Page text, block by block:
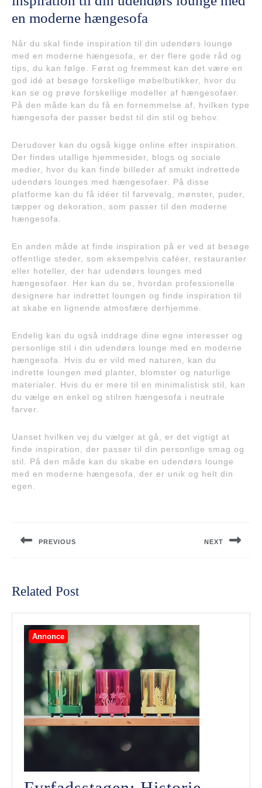
en moderne hængesofa
Når du skal finde inspiration til din udendørs lounge
med en moderne hængesofa, er der flere gode råd og
tips, du kan følge. Først og fremmest kan det være en
god idé at besøge forskellige møbelbutikker, hvor du
kan se og prøve forskellige modeller af hængesofaer.
På den måde kan du få en fornemmelse af, hvilken type
hængesofa der passer bedst til din stil og behov.
Derudover kan du også kigge online efter inspiration.
Der findes utallige hjemmesider, blogs og sociale
medier, hvor du kan finde billeder af smukt indrettede
udendørs lounges med hængesofaer. På disse
platforme kan du få idéer til farvevalg, mønster, puder,
tæpper og dekoration, som passer til den moderne
hængesofa.
En anden måde at finde inspiration på er ved at besøge
offentlige steder, som eksempelvis caféer, restauranter
eller hoteller, der har udendørs lounges med
hængesofaer. Her kan du se, hvordan professionelle
designere har indrettet loungen og finde inspiration til
at skabe en lignende atmosfære derhjemme.
Endelig kan du også inddrage dine egne interesser og
personlige stil i din udendørs lounge med en moderne
hængesofa. Hvis du er vild med naturen, kan du
indrette loungen med planter, blomster og naturlige
materialer. Hvis du er mere til en minimalistisk stil, kan
du vælge en enkel og stilren hængesofa i neutrale
farver.
Uanset hvilken vej du vælger at gå, er det vigtigt at
finde inspiration, der passer til din personlige smag og
stil. På den måde kan du skabe en udendørs lounge
med en moderne hængesofa, der er unik og helt din
egen.
PREVIOUS NEXT
Related Post
Annonce